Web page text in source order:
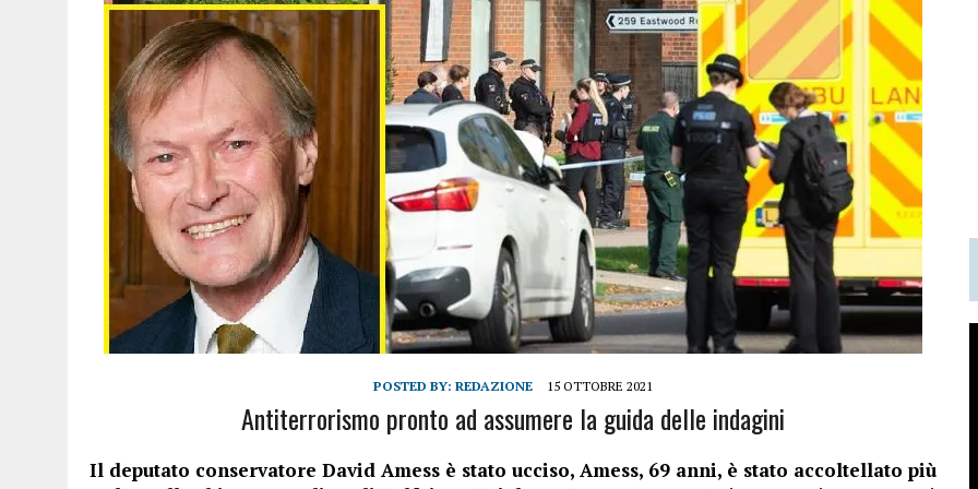
POSTED BY:REDAZIONE 15 OTTOBRE 2021
Antiterrorismo pronto ad assumere la guida delle indagini
Il deputato conservatore David Amess è stato ucciso, Amess, 69 anni, è stato accoltellato più